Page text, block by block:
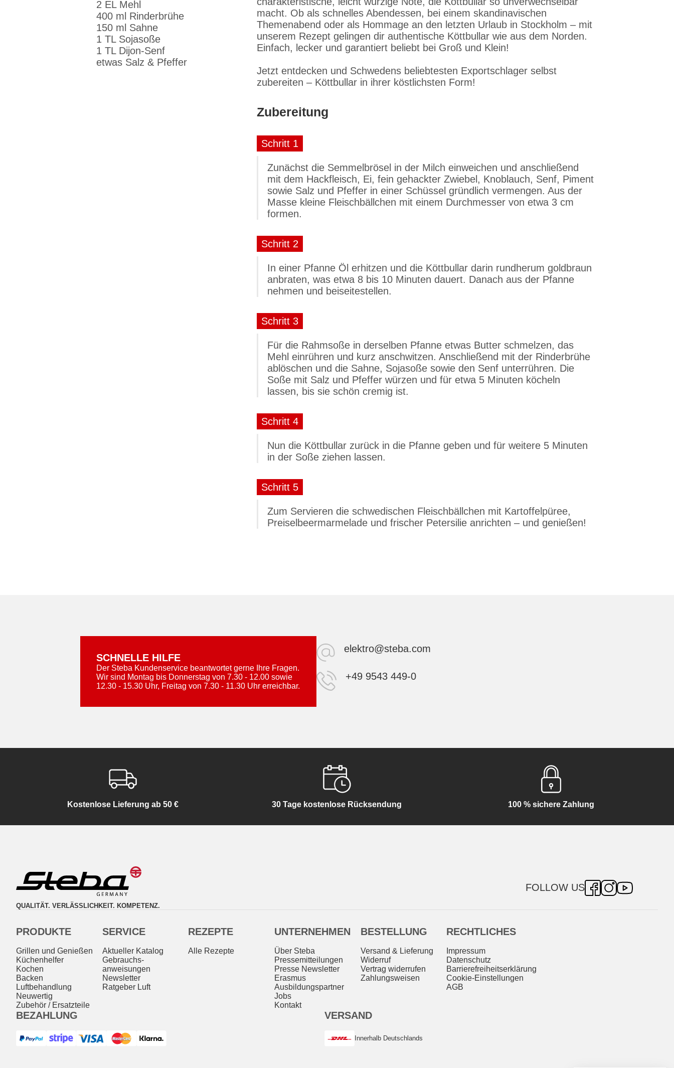
macht. Ob als schnelles Abendessen, bei einem skandinavischen
Themenabend oder als Hommage an den letzten Urlaub in Stockholm – mit
unserem Rezept gelingen dir authentische Köttbullar wie aus dem Norden.
Einfach, lecker und garantiert beliebt bei Groß und Klein!
Jetzt entdecken und Schwedens beliebtesten Exportschlager selbst
zubereiten – Köttbullar in ihrer köstlichsten Form!
Zubereitung
Schritt 1
Zunächst die Semmelbrösel in der Milch einweichen und anschließend
mit dem Hackfleisch, Ei, fein gehackter Zwiebel, Knoblauch, Senf, Piment
sowie Salz und Pfeffer in einer Schüssel gründlich vermengen. Aus der
Masse kleine Fleischbällchen mit einem Durchmesser von etwa 3 cm
formen.
Schritt 2
In einer Pfanne Öl erhitzen und die Köttbullar darin rundherum goldbraun
anbraten, was etwa 8 bis 10 Minuten dauert. Danach aus der Pfanne
nehmen und beiseitestellen.
Schritt 3
Für die Rahmsoße in derselben Pfanne etwas Butter schmelzen, das
Mehl einrühren und kurz anschwitzen. Anschließend mit der Rinderbrühe
ablöschen und die Sahne, Sojasoße sowie den Senf unterrühren. Die
Soße mit Salz und Pfeffer würzen und für etwa 5 Minuten köcheln
lassen, bis sie schön cremig ist.
Schritt 4
Nun die Köttbullar zurück in die Pfanne geben und für weitere 5 Minuten
in der Soße ziehen lassen.
Schritt 5
Zum Servieren die schwedischen Fleischbällchen mit Kartoffelpüree,
Preiselbeermarmelade und frischer Petersilie anrichten – und genießen!
2 EL Mehl
400 ml Rinderbrühe
150 ml Sahne
1 TL Sojasoße
1 TL Dijon-Senf
etwas Salz & Pfeffer
SCHNELLE HILFE
Der Steba Kundenservice beantwortet gerne Ihre Fragen.
Wir sind Montag bis Donnerstag von 7.30 - 12.00 sowie
12.30 - 15.30 Uhr, Freitag von 7.30 - 11.30 Uhr erreichbar.
elektro@steba.com
+49 9543 449-0
Kostenlose Lieferung ab 50 € 30 Tage kostenlose Rücksendung 100 % sichere Zahlung
QUALITÄT. VERLÄSSLICHKEIT. KOMPETENZ.
FOLLOW US
PRODUKTE
Grillen und Genießen
Küchenhelfer
Kochen
Backen
Luftbehandlung
Neuwertig
Zubehör / Ersatzteile
SERVICE
Aktueller Katalog
Gebrauchs­
anweisungen
Newsletter
Ratgeber Luft
REZEPTE
Alle Rezepte
UNTERNEHMEN
Über Steba
Pressemitteilungen
Presse Newsletter
Erasmus
Ausbildungspartner
Jobs
Kontakt
BESTELLUNG
Versand & Lieferung
Widerruf
Vertrag widerrufen
Zahlungsweisen
RECHTLICHES
Impressum
Datenschutz
Barrierefreiheitserklärung
Cookie-Einstellungen
AGB
BEZAHLUNG VERSAND
Innerhalb Deutschlands